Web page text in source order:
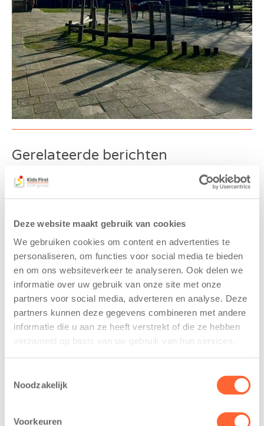
Deze website maakt gebruik van cookies
We gebruiken cookies om content en advertenties te
personaliseren, om functies voor social media te bieden
en om ons websiteverkeer te analyseren. Ook delen we
informatie over uw gebruik van onze site met onze
partners voor social media, adverteren en analyse. Deze
partners kunnen deze gegevens combineren met andere
informatie die u aan ze heeft verstrekt of die ze hebben
verzameld op basis van uw gebruik van hun services.
Noodzakelijk
Voorkeuren
Gerelateerde berichten
Kids First
tekent
koopcontract
voor nieuw
wijk Wiarda in
11 juni 2026
Kids First
nieuwe
naamsponsor
van de Mini 4
Menzis 4 Mijl